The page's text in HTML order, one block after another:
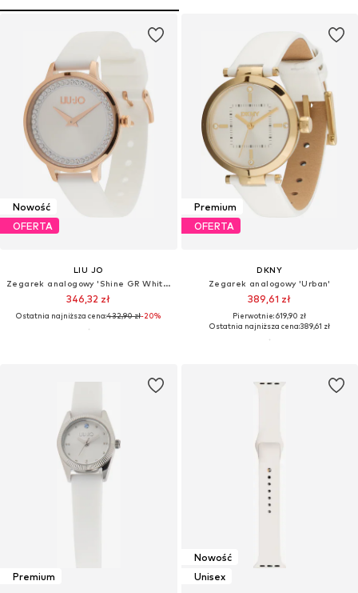
Nowość
OFERTA
LIU JO
Zegarek analogowy 'Shine GR White Silicone'
346,32 zł
Ostatnia najniższa cena:432,90 zł-20%
Premium
OFERTA
DKNY
Zegarek analogowy 'Urban'
389,61 zł
Pierwotnie: 619,90 zł
Ostatnia najniższa cena:389,61 zł
Premium
Nowość
Unisex